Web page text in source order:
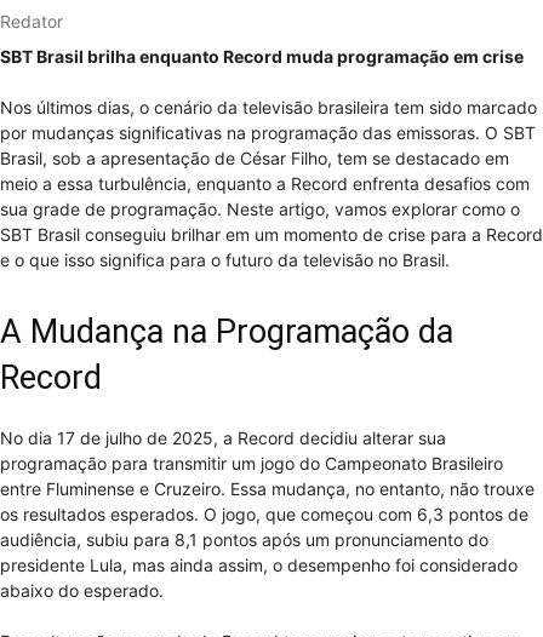
Redator
SBT Brasil brilha enquanto Record muda programação em crise
Nos últimos dias, o cenário da televisão brasileira tem sido marcado
por mudanças significativas na programação das emissoras. O SBT
Brasil, sob a apresentação de César Filho, tem se destacado em
meio a essa turbulência, enquanto a Record enfrenta desafios com
sua grade de programação. Neste artigo, vamos explorar como o
SBT Brasil conseguiu brilhar em um momento de crise para a Record
e o que isso significa para o futuro da televisão no Brasil.
A Mudança na Programação da
Record
No dia 17 de julho de 2025, a Record decidiu alterar sua
programação para transmitir um jogo do Campeonato Brasileiro
entre Fluminense e Cruzeiro. Essa mudança, no entanto, não trouxe
os resultados esperados. O jogo, que começou com 6,3 pontos de
audiência, subiu para 8,1 pontos após um pronunciamento do
presidente Lula, mas ainda assim, o desempenho foi considerado
abaixo do esperado.